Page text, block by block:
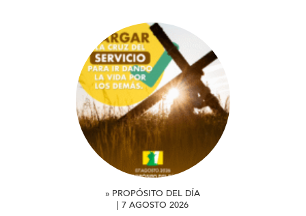
» PROPÓSITO DEL DÍA
| 7 AGOSTO 2026